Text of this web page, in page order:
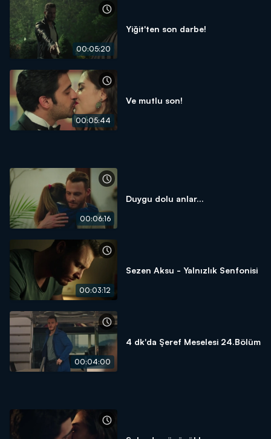
00:05:20
Yiğit'ten son darbe!
00:05:44
Ve mutlu son!
00:06:16
Duygu dolu anlar...
00:03:12
Sezen Aksu - Yalnızlık Senfonisi
00:04:00
4 dk'da Şeref Meselesi 24.Bölüm